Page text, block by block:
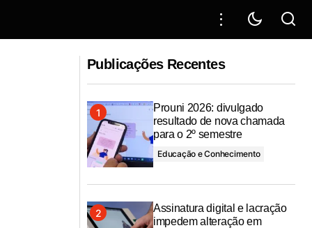
transversal para proteção da mulher
Publicações Recentes
Prouni 2026: divulgado
resultado de nova chamada
para o 2º semestre
Educação e Conhecimento
Assinatura digital e lacração
impedem alteração em